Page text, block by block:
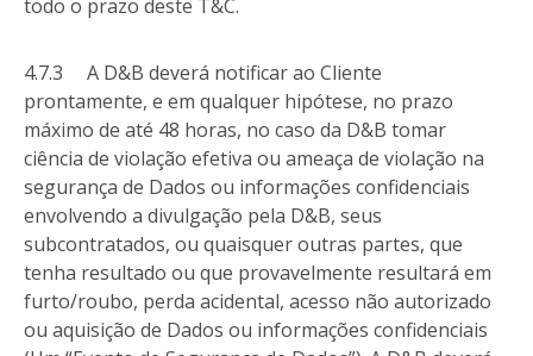
todo o prazo deste T&C.
4.7.3 A D&B deverá notificar ao Cliente
prontamente, e em qualquer hipótese, no prazo
máximo de até 48 horas, no caso da D&B tomar
ciência de violação efetiva ou ameaça de violação na
segurança de Dados ou informações confidenciais
envolvendo a divulgação pela D&B, seus
subcontratados, ou quaisquer outras partes, que
tenha resultado ou que provavelmente resultará em
furto/roubo, perda acidental, acesso não autorizado
ou aquisição de Dados ou informações confidenciais